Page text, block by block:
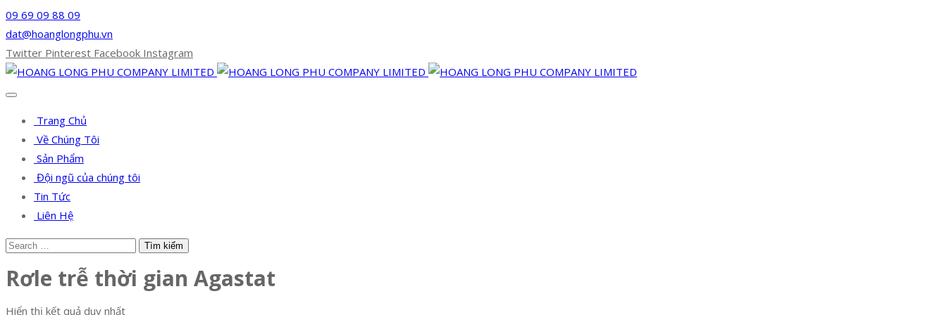
09 69 09 88 09
dat@hoanglongphu.vn
Twitter Pinterest Facebook Instagram
Trang Chủ
Về Chúng Tôi
Sản Phẩm
Đội ngũ của chúng tôi
Tin Tức
Liên Hệ
Rơle trễ thời gian Agastat
Hiển thị kết quả duy nhất